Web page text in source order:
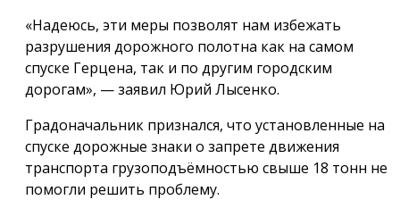
«Надеюсь, эти меры позволят нам избежать
разрушения дорожного полотна как на самом
спуске Герцена, так и по другим городским
дорогам», — заявил Юрий Лысенко.
Градоначальник признался, что установленные на
спуске дорожные знаки о запрете движения
транспорта грузоподъёмностью свыше 18 тонн не
помогли решить проблему.